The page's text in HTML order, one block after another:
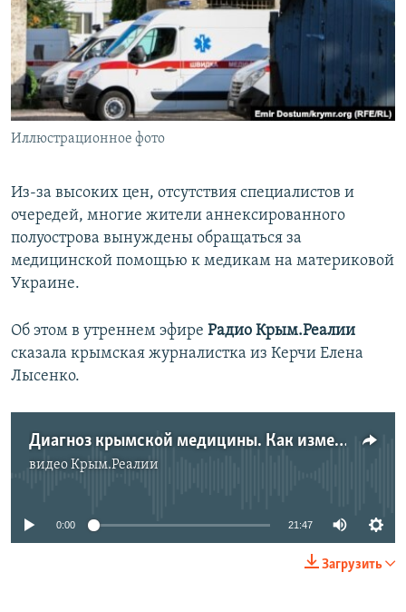
ПОБЕДИТЕЛЕЙ НЕ СУДЯТ?
КРЫМ.НЕПОКОРЕННЫЙ
ELIFBE
УКРАИНСКАЯ ПРОБЛЕМА КРЫМА
ПРИСОЕДИНЯЙТЕСЬ!
Все сайты RFE/RL
Иллюстрационное фото
Из-за высоких цен, отсутствия специалистов и
очередей, многие жители аннексированного
полуострова вынуждены обращаться за
медицинской помощью к медикам на материковой
Украине.
Об этом в утреннем эфире Радио Крым.Реалии
сказала крымская журналистка из Керчи Елена
Лысенко.
Диагноз крымской медицины. Как изменилось здравоохранение в Крыму
видеоКрым.Реалии
0:00 21:47
Загрузить